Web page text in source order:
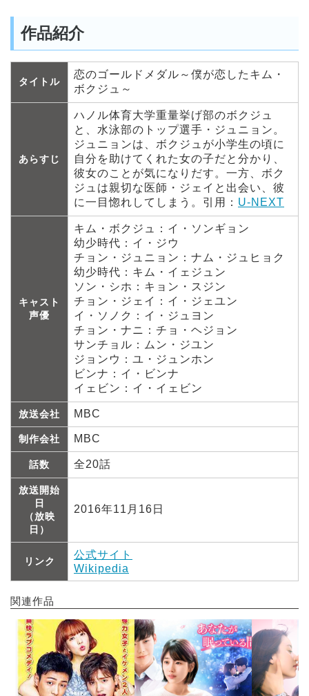
作品紹介
タイトル
恋のゴールドメダル～僕が恋したキム・
ボクジュ～
あらすじ
ハノル体育大学重量挙げ部のボクジュ
と、水泳部のトップ選手・ジュニョン。
ジュニョンは、ボクジュが小学生の頃に
自分を助けてくれた女の子だと分かり、
彼女のことが気になりだす。一方、ボク
ジュは親切な医師・ジェイと出会い、彼
に一目惚れしてしまう。引用： U-NEXT
キャスト
声優
キム・ボクジュ：イ・ソンギョン
幼少時代：イ・ジウ
チョン・ジュニョン：ナム・ジュヒョク
幼少時代：キム・イェジュン
ソン・シホ：キョン・スジン
チョン・ジェイ：イ・ジェユン
イ・ソノク：イ・ジュヨン
チョン・ナニ：チョ・ヘジョン
サンチョル：ムン・ジユン
ジョンウ：ユ・ジュンホン
ビンナ：イ・ビンナ
イェビン：イ・イェビン
放送会社 MBC
制作会社 MBC
話数 全20話
放送開始
日
（放映
日）
2016年11月16日
リンク
公式サイト
Wikipedia
関連作品